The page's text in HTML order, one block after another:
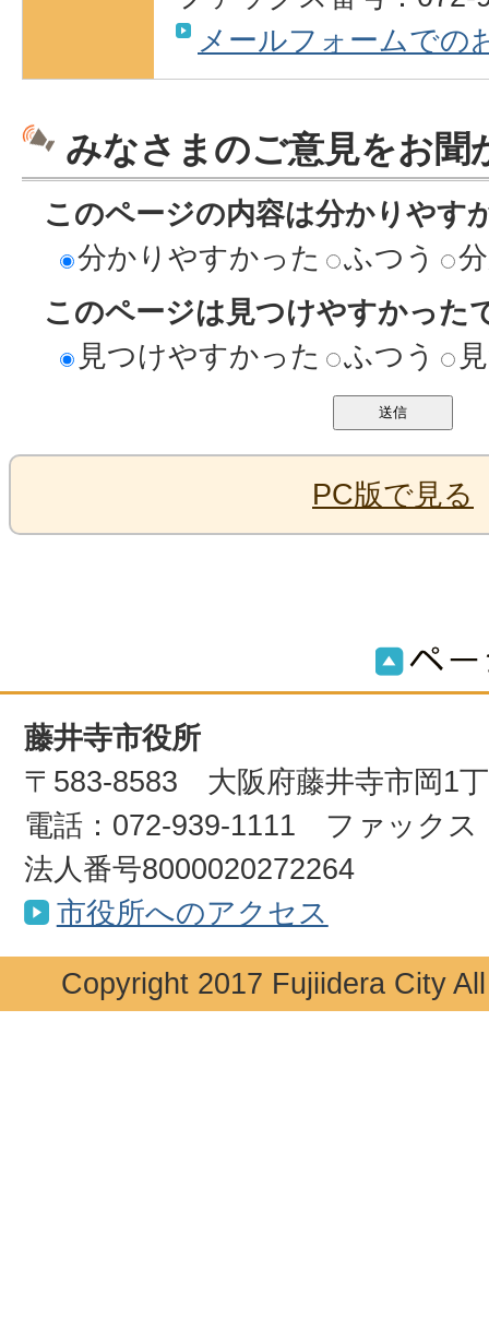
メールフォームでの
みなさまのご意見をお聞
このページの内容は分かりやす
分かりやすかった
ふつう
このページは見つけやすかった
見つけやすかった
ふつう
PC版で見る
藤井寺市役所
〒583-8583 大阪府藤井寺市岡1
電話：072-939-1111 ファックス
法人番号8000020272264
市役所へのアクセス
Copyright 2017 Fujiidera City